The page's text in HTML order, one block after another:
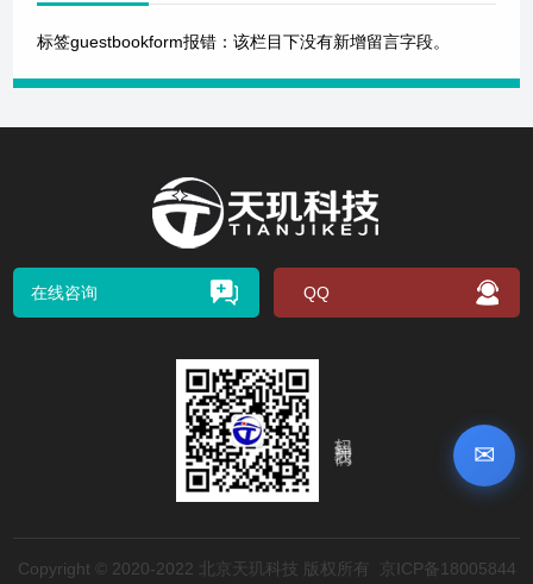
✉
标签guestbookform报错：该栏目下没有新增留言字段。
在线咨询 QQ
Copyright © 2020-2022 北京天玑科技 版权所有
京ICP备18005844